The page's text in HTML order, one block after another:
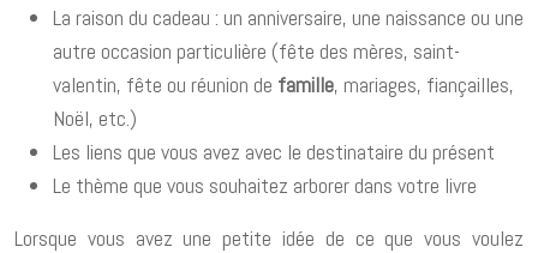
La raison du cadeau : un anniversaire, une naissance ou une
autre occasion particulière (fête des mères, saint-
valentin, fête ou réunion de famille, mariages, fiançailles,
Noël, etc.)
Les liens que vous avez avec le destinataire du présent
Le thème que vous souhaitez arborer dans votre livre
Lorsque vous avez une petite idée de ce que vous voulez